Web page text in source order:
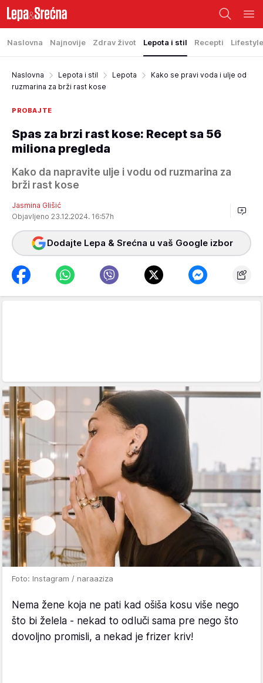
Naslovna Najnovije Zdrav život Lepota i stil Recepti Lifestyle
Naslovna Lepota i stil Lepota
Kako se pravi voda i ulje od
ruzmarina za brži rast kose
PROBAJTE
Spas za brzi rast kose: Recept sa 56
miliona pregleda
Kako da napravite ulje i vodu od ruzmarina za
brži rast kose
Jasmina Glišić
Objavljeno 23.12.2024. 16:57h
Dodajte Lepa & Srećna u vaš Google izbor
Foto: Instagram / naraaziza
Nema žene koja ne pati kad ošiša kosu više nego
što bi želela - nekad to odluči sama pre nego što
dovoljno promisli, a nekad je frizer kriv!